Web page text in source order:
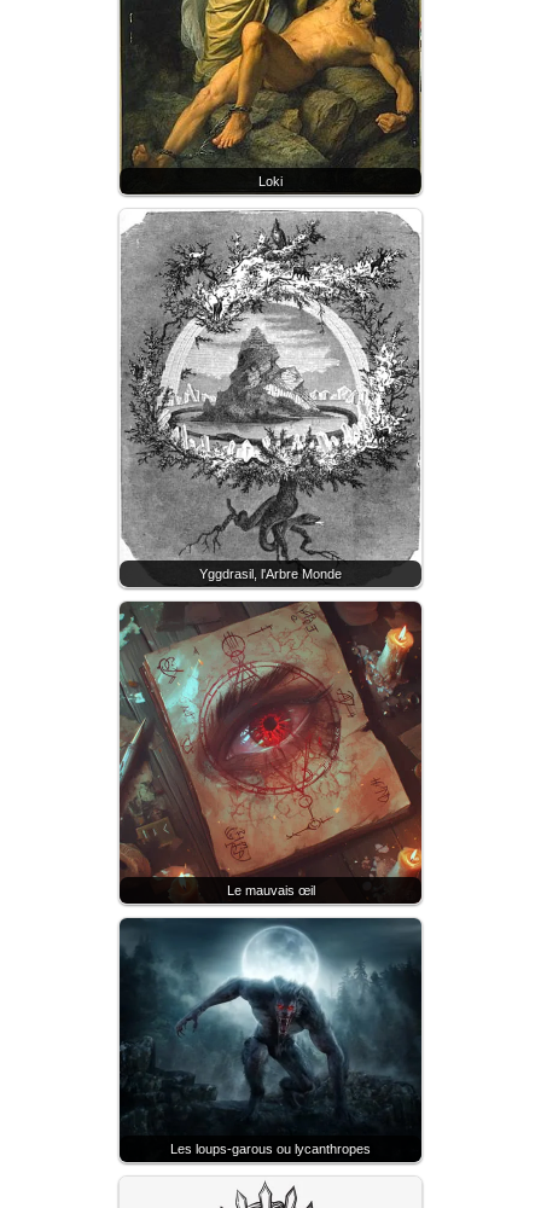
Loki
Yggdrasil, l'Arbre Monde
Le mauvais œil
Les loups-garous ou lycanthropes